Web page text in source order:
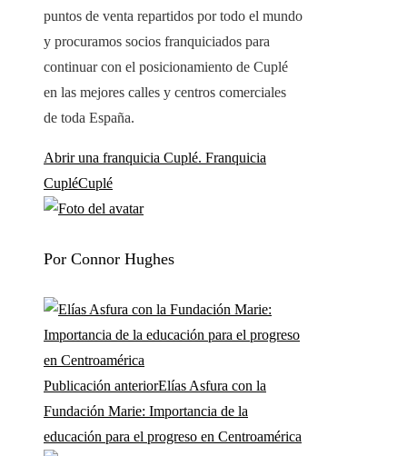
puntos de venta repartidos por todo el mundo
y procuramos socios franquiciados para
continuar con el posicionamiento de Cuplé
en las mejores calles y centros comerciales
de toda España.
Abrir una franquicia Cuplé. Franquicia
CupléCuplé
Por Connor Hughes
Publicación anteriorElías Asfura con la
Fundación Marie: Importancia de la
educación para el progreso en Centroamérica